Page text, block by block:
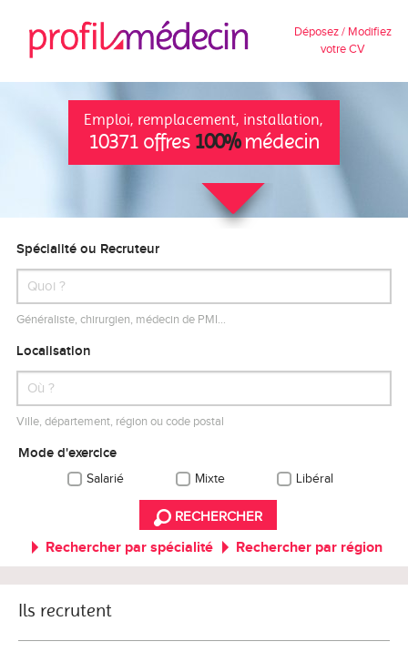
Déposez / Modifiez
votre CV
Emploi, remplacement, installation,
10371 offres 100%médecin
Spécialité ou Recruteur
Généraliste, chirurgien, médecin de PMI…
Localisation
Ville, département, région ou code postal
Mode d'exercice
Salarié Mixte Libéral
RECHERCHER
Rechercher par spécialité Rechercher par région
Ils recrutent